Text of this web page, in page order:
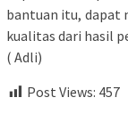
bantuan itu, dapat
kualitas dari hasil
( Adli)
Post Views: 457